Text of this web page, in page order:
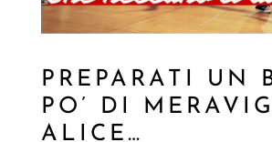
PREPARATI UN
PO’ DI
ALICE…